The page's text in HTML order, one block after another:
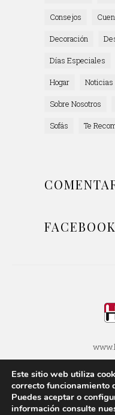
Consejos
Decoración
Días Especiales
Hogar
Noticias
Sobre Nosotros
Sofás
Te
FACEBOOK
POLÍTICA DE
AVISOS
Este sitio web utiliza
correcto funcionamiento
Puedes aceptar o
información consulte